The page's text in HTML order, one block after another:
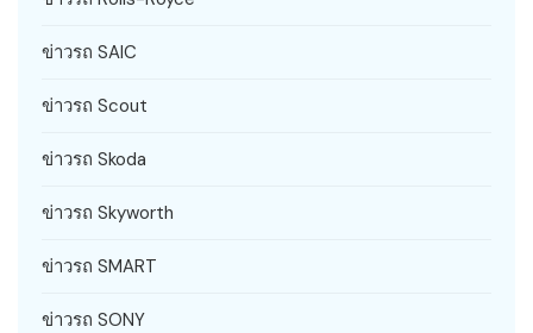
ข่าวรถ SAIC
ข่าวรถ Scout
ข่าวรถ Skoda
ข่าวรถ Skyworth
ข่าวรถ SMART
ข่าวรถ SONY